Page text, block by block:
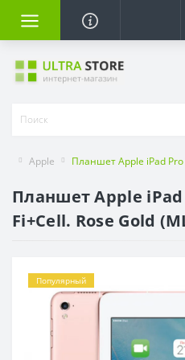
Apple Планшет Apple iPad Pro
Планшет Apple iPad
Fi+Cell. Rose Gold
Популярный